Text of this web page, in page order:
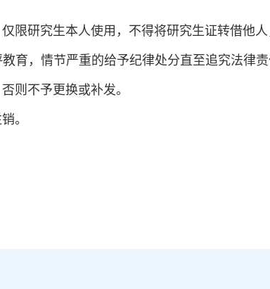
限研究生本人使用，不得将研究生证转借他
育，情节严重的给予纪律处分直至追究法律责
则不予更换或补发。
。